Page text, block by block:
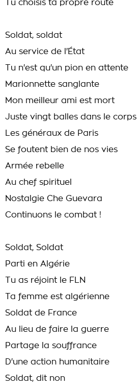
Tu choisis ta propre route
Soldat, soldat
Au service de l'État
Tu n'est qu'un pion en attente
Marionnette sanglante
Mon meilleur ami est mort
Juste vingt balles dans le corps
Les généraux de Paris
Se foutent bien de nos vies
Armée rebelle
Au chef spirituel
Nostalgie Che Guevara
Continuons le combat !
Soldat, Soldat
Parti en Algérie
Tu as réjoint le FLN
Ta femme est algérienne
Soldat de France
Au lieu de faire la guerre
Partage la souffrance
D'une action humanitaire
Soldat, dit non